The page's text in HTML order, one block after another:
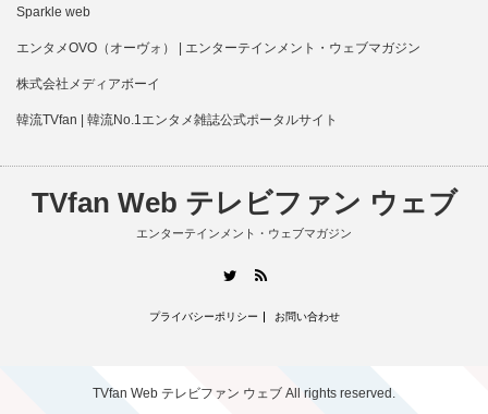
Sparkle web
エンタメOVO（オーヴォ） | エンターテインメント・ウェブマガジン
株式会社メディアボーイ
韓流TVfan | 韓流No.1エンタメ雑誌公式ポータルサイト
TVfan Web テレビファン ウェブ
エンターテインメント・ウェブマガジン
Twitter
プライバシーポリシー お問い合わせ
TVfan Web テレビファン ウェブ All rights reserved.